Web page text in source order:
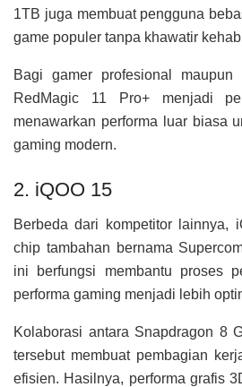
1TB juga membuat pengguna
game populer tanpa khawatir
Bagi gamer profesional maupun
RedMagic 11 Pro+ menjadi
menawarkan performa luar biasa
gaming modern.
2. iQOO 15
Berbeda dari kompetitor lainnya,
chip tambahan bernama
ini berfungsi membantu proses
performa gaming menjadi lebih
Kolaborasi antara Snapdragon 8
tersebut membuat pembagian
efisien. Hasilnya, performa grafis